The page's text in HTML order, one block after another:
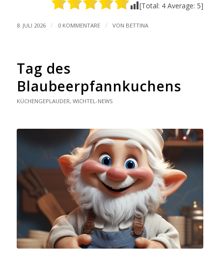
[Total: 4 Average: 5]
8. JULI 2026 / 0 KOMMENTARE / VON BETTINA
Tag des
Blaubeerpfannkuchens
KÜCHENGEPLAUDER, WICHTEL-NEWS